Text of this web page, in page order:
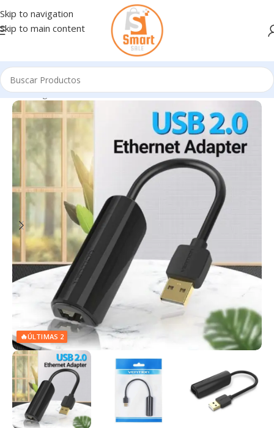
Skip to navigation
Skip to main content
Inicio/Ingresando
🔥ÚLTIMAS 2